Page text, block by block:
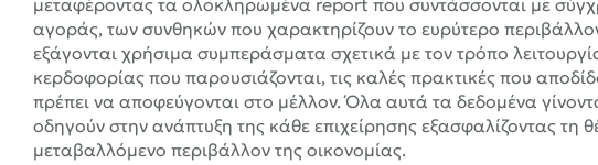
μεταφέροντας τα ολοκληρωμένα report που συντάσσονται με
αγοράς, των συνθηκών που χαρακτηρίζουν το ευρύτερο
εξάγονται χρήσιμα συμπεράσματα σχετικά με τον τρόπο
κερδοφορίας που παρουσιάζονται, τις καλές πρακτικές που
πρέπει να αποφεύγονται στο μέλλον. Όλα αυτά τα δεδομένα
οδηγούν στην ανάπτυξη της κάθε επιχείρησης εξασφαλίζοντας τη
μεταβαλλόμενο περιβάλλον της οικονομίας.